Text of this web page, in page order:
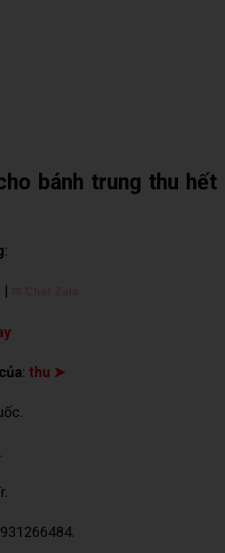
bánh trung thu hết
:
|
: thu ➤